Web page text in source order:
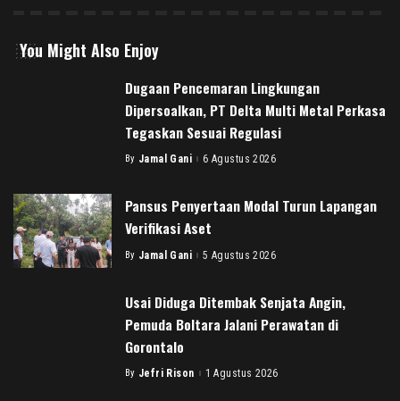
You Might Also Enjoy
Dugaan Pencemaran Lingkungan
Dipersoalkan, PT Delta Multi Metal Perkasa
Tegaskan Sesuai Regulasi
Posted
By Jamal Gani 6 Agustus 2026
Pansus Penyertaan Modal Turun Lapangan
Verifikasi Aset
Posted
By Jamal Gani 5 Agustus 2026
Usai Diduga Ditembak Senjata Angin,
Pemuda Boltara Jalani Perawatan di
Gorontalo
Posted
By Jefri Rison 1 Agustus 2026